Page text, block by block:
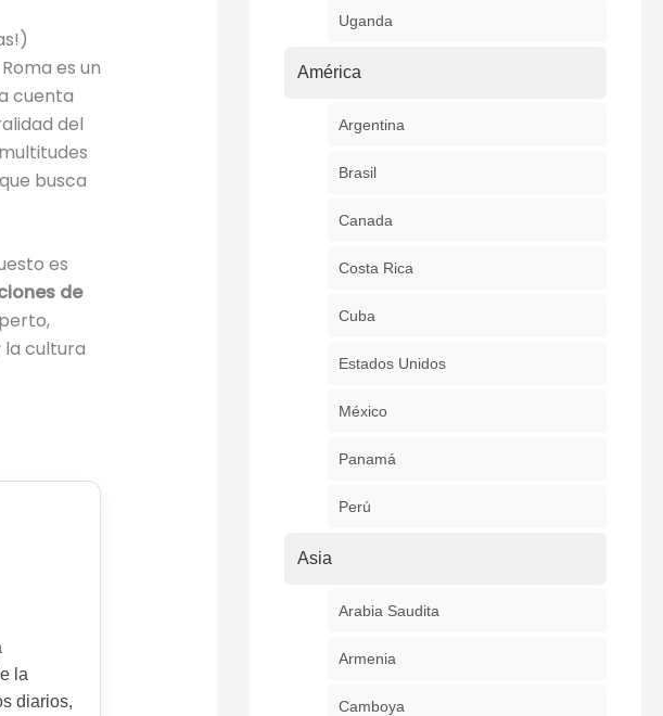
es un
cuenta
del
busca
es
de
la cultura
la
diarios,
Uganda
América
Argentina
Brasil
Canada
Costa Rica
Cuba
Estados Unidos
México
Panamá
Perú
Asia
Arabia Saudita
Armenia
Camboya